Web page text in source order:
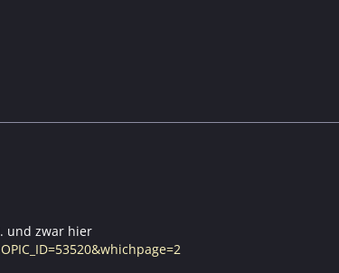
und zwar hier